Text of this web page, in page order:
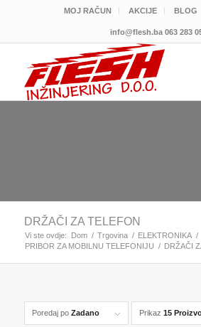
MOJ RAČUN AKCIJE BLOG
info@flesh.ba 063 283
DRŽAČI ZA TELEFON
Vi ste ovdje: Dom / Trgovina / ELEKTRONIKA /
PRIBOR ZA MOBILNU TELEFONIJU / DRŽAČI
Poredaj po Zadano Prikaz 15